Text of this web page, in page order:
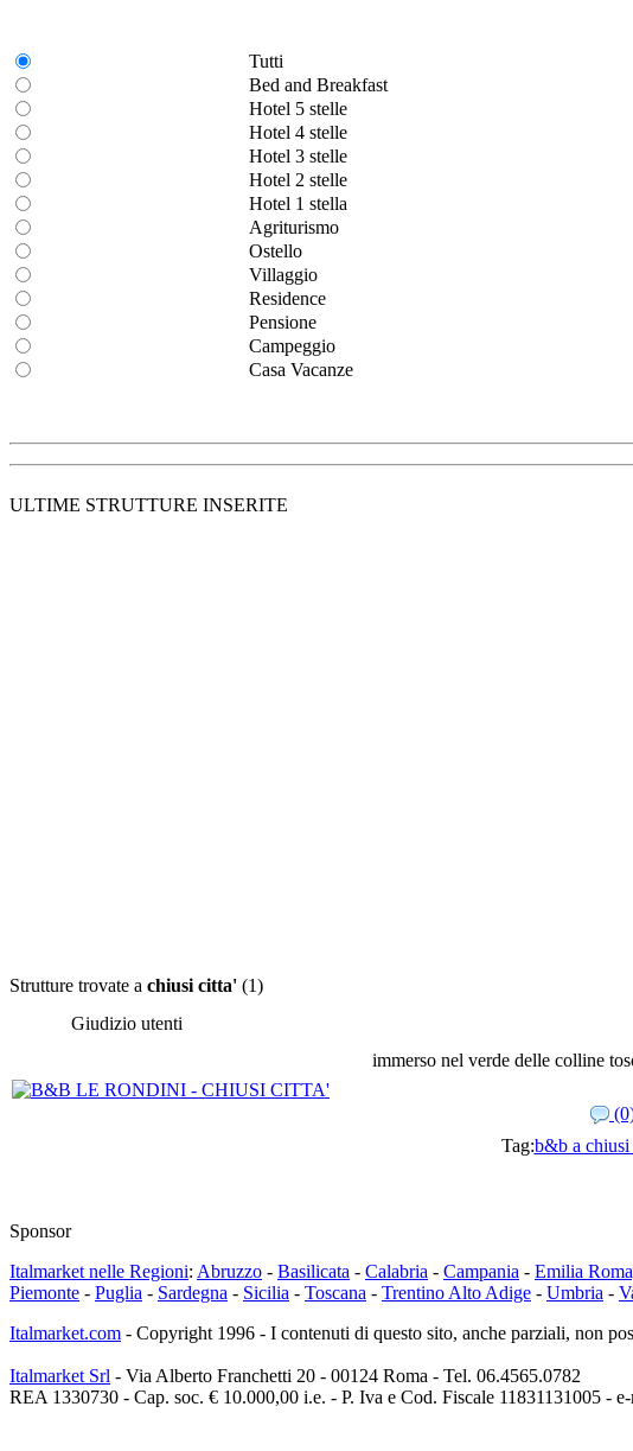
Tutti
Bed and Breakfast
Hotel 5 stelle
Hotel 4 stelle
Hotel 3 stelle
Hotel 2 stelle
Hotel 1 stella
Agriturismo
Ostello
Villaggio
Residence
Pensione
Campeggio
Casa Vacanze
ULTIME STRUTTURE INSERITE
Strutture trovate a chiusi citta' (1)
Giudizio utenti
immerso nel verde delle colline
Tag:b&b a chiusi
Sponsor
Italmarket nelle Regioni: Abruzzo - Basilicata - Calabria - Campania - Emilia
Piemonte - Puglia - Sardegna - Sicilia - Toscana - Trentino Alto Adige - Umbria -
Italmarket.com - Copyright 1996 - I contenuti di questo sito, anche parziali, non
Italmarket Srl - Via Alberto Franchetti 20 - 00124 Roma - Tel. 06.4565.0782
REA 1330730 - Cap. soc. € 10.000,00 i.e. - P. Iva e Cod. Fiscale 11831131005 -